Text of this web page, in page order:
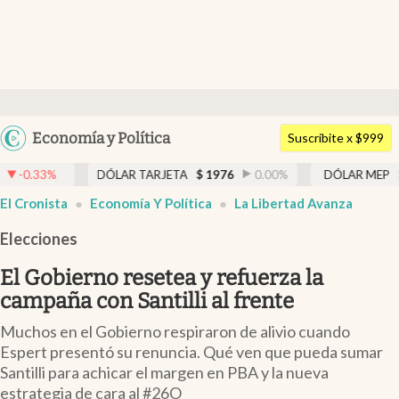
Argentina
Economía y Política
Members
Economía y Política
Finanzas y Mercados
Mercados Online
Negocios
Columnistas
Otras secciones
Apertura
Suscribite x $999
DÓLAR TARJETA $1976 0.00% DÓLAR MEP $1526,03
El Cronista Economía Y Política La Libertad Avanza
Elecciones
El Gobierno resetea y refuerza la
campaña con Santilli al frente
Muchos en el Gobierno respiraron de alivio cuando
Espert presentó su renuncia. Qué ven que pueda sumar
Santilli para achicar el margen en PBA y la nueva
estrategia de cara al #26O